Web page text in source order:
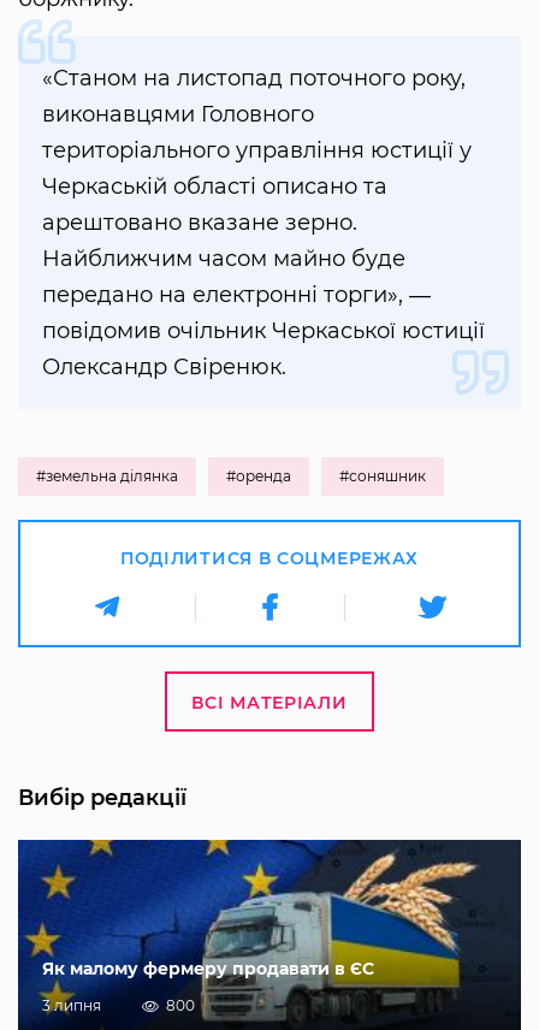
«Станом на листопад поточного року,
виконавцями Головного
територіального управління юстиції у
Черкаській області описано та
арештовано вказане зерно.
Найближчим часом майно буде
передано на електронні торги», ―
повідомив очільник Черкаської юстиції
Олександр Свіренюк.
#земельна ділянка #оренда #соняшник
ПОДІЛИТИСЯ В СОЦМЕРЕЖАХ
ВСІ МАТЕРІАЛИ
Вибір редакції
Як малому фермеру продавати в ЄС
3 липня 800